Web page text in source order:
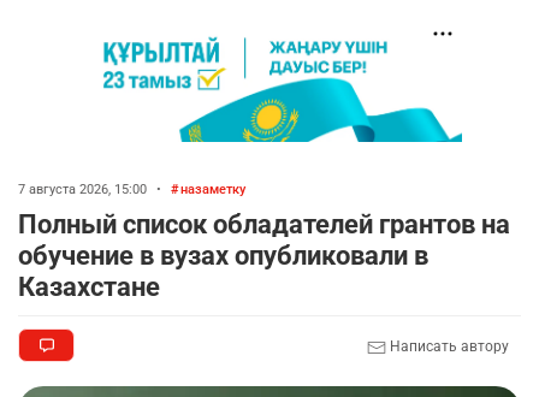
🚗 Казахстанцев убедили оформить
автокредиты за вознаграждение
2713 0 11
9
💻 В школах Казахстана изменили название и
содержание некоторых предметов
10
7 августа 2026, 15:00 • назаметку
Полный список обладателей грантов на
обучение в вузах опубликовали в
Казахстане
Написать автору